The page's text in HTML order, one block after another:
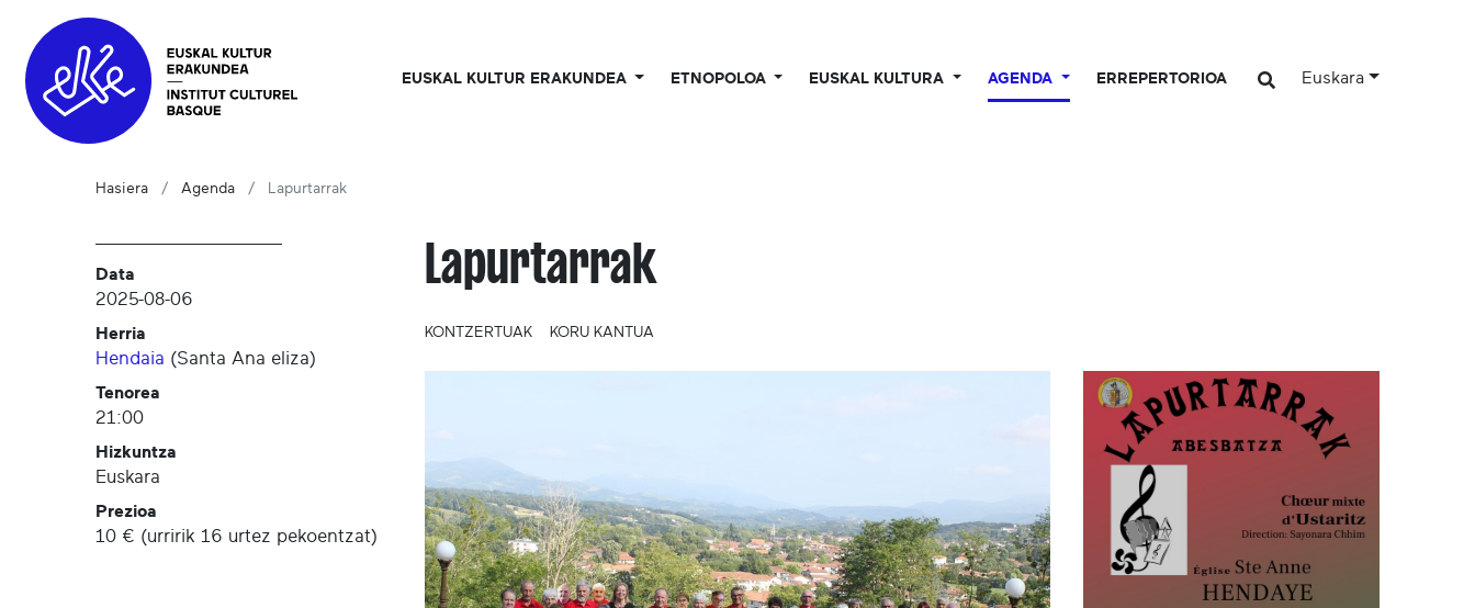
EUSKAL KULTUR ERAKUNDEA ETNOPOLOA EUSKAL KULTURA AGENDA ERREPERTORIOA Euskara
Hasiera Agenda Lapurtarrak
Data
2025-08-06
Herria
Hendaia (Santa Ana eliza)
Tenorea
21:00
Hizkuntza
Euskara
Prezioa
10 € (urririk 16 urtez pekoentzat)
Lapurtarrak
KONTZERTUAK KORU KANTUA